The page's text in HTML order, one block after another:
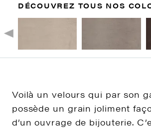
DÉCOUVREZ TOUS NOS
Voilà un velours qui par son
possède un grain joliment
d’un ouvrage de bijouterie.